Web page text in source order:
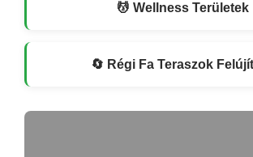
💆 Wellness Területek
🔄 Régi Fa Teraszok